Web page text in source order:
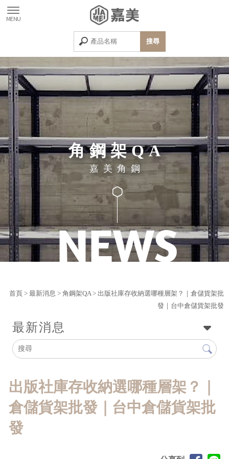
角鋼架QA
首頁 > 最新消息 > 角鋼架QA > 出版社庫存收納選哪種層架？｜倉儲貨架批
發｜台中倉儲貨架批發
最新消息
出版社庫存收納選哪種層架？｜
倉儲貨架批發｜台中倉儲貨架批
發